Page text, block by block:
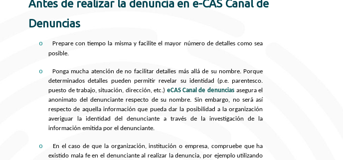
Antes de realizar la denuncia en e-CAS Canal de
Denuncias
o
Prepare con tiempo la misma y facilite el mayor número de detalles como sea
posible.
o
Ponga mucha atención de no facilitar detalles más allá de su nombre. Porque
determinados detalles pueden permitir revelar su identidad (p.e. parentesco.
puesto de trabajo, situación, dirección, etc.) eCAS Canal de denuncias asegura el
anonimato del denunciante respecto de su nombre. Sin embargo, no será así
respecto de aquella información que pueda dar la posibilidad a la organización
averiguar la identidad del denunciante a través de la investigación de la
información emitida por el denunciante.
o
En el caso de que la organización, institución o empresa, compruebe que ha
existido mala fe en el denunciante al realizar la denuncia, por ejemplo utilizando